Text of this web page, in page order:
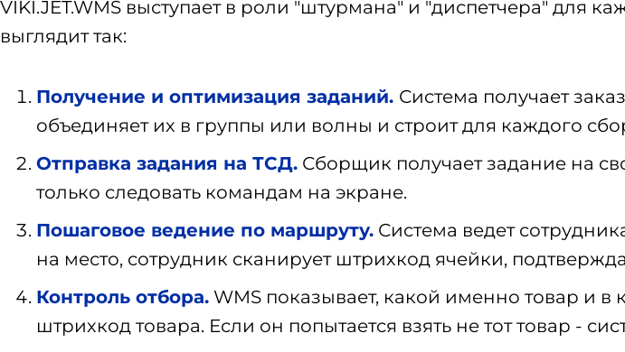
VIKI.JET.WMS выступает в роли "штурмана" и "диспетчера" для
выглядит так:
Получение и оптимизация заданий. Система получает
объединяет их в группы или волны и строит для каждого
Отправка задания на ТСД. Сборщик получает задание на
только следовать командам на экране.
Пошаговое ведение по маршруту. Система ведет
на место, сотрудник сканирует штрихкод ячейки,
Контроль отбора. WMS показывает, какой именно товар и в
штрихкод товара. Если он попытается взять не тот товар -